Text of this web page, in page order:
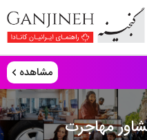
مشاهده
مهاجرت